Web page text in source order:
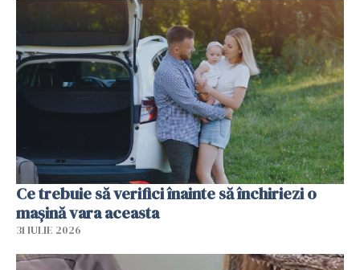
Ce trebuie să verifici înainte să închiriezi o
mașină vara aceasta
31 IULIE 2026